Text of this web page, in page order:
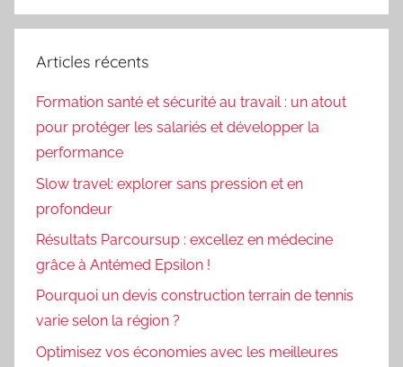
Articles récents
Formation santé et sécurité au travail : un atout
pour protéger les salariés et développer la
performance
Slow travel: explorer sans pression et en
profondeur
Résultats Parcoursup : excellez en médecine
grâce à Antémed Epsilon !
Pourquoi un devis construction terrain de tennis
varie selon la région ?
Optimisez vos économies avec les meilleures